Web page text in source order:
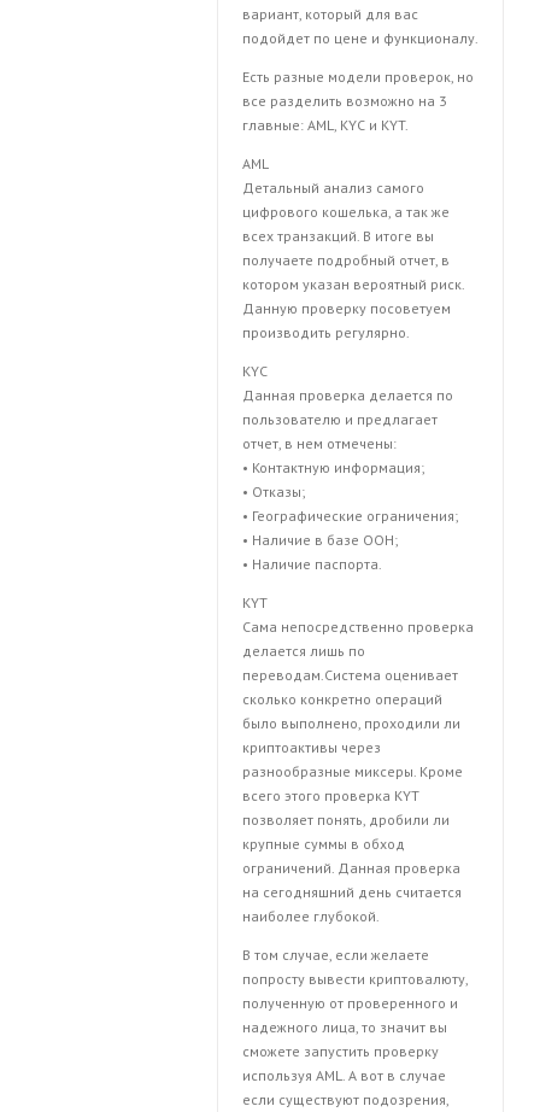
вариант, который для вас
подойдет по цене и функционалу.
Есть разные модели проверок, но
все разделить возможно на 3
главные: AML, KYC и KYT.
AML
Детальный анализ самого
цифрового кошелька, а так же
всех транзакций. В итоге вы
получаете подробный отчет, в
котором указан вероятный риск.
Данную проверку посоветуем
производить регулярно.
KYC
Данная проверка делается по
пользователю и предлагает
отчет, в нем отмечены:
• Контактную информация;
• Отказы;
• Географические ограничения;
• Наличие в базе ООН;
• Наличие паспорта.
KYT
Сама непосредственно проверка
делается лишь по
переводам.Система оценивает
сколько конкретно операций
было выполнено, проходили ли
криптоактивы через
разнообразные миксеры. Кроме
всего этого проверка KYT
позволяет понять, дробили ли
крупные суммы в обход
ограничений. Данная проверка
на сегодняшний день считается
наиболее глубокой.
В том случае, если желаете
попросту вывести криптовалюту,
полученную от проверенного и
надежного лица, то значит вы
сможете запустить проверку
используя AML. А вот в случае
если существуют подозрения,